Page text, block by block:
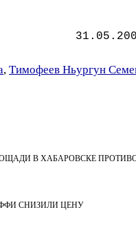
, Тимофеев Ньургун
В ХАБАРОВСКЕ
СНИЗИЛИ ЦЕНУ